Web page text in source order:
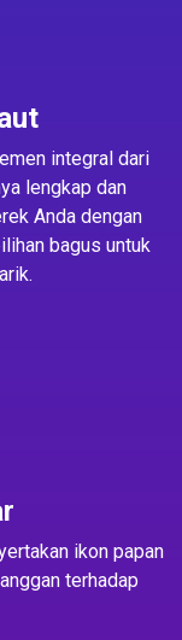
integral dari
lengkap dan
Anda dengan
bagus untuk
ikon papan
terhadap